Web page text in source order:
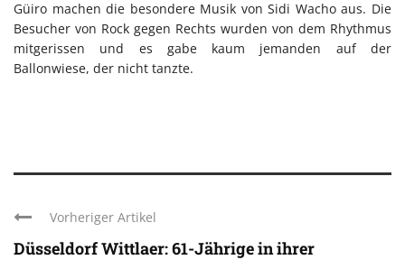
Güiro machen die besondere Musik von Sidi Wacho aus. Die
Besucher von Rock gegen Rechts wurden von dem Rhythmus
mitgerissen und es gabe kaum jemanden auf der
Ballonwiese, der nicht tanzte.
Vorheriger Artikel
Düsseldorf Wittlaer: 61-Jährige in ihrer